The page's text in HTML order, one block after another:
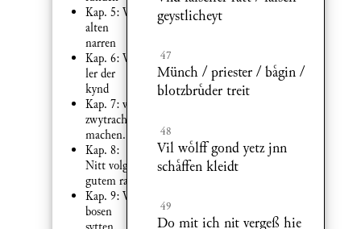
Kap. 5: Von
alten
narren
Kap. 6: Von
ler der
kynd
Kap. 7: von
zwytracht
machen.
Kap. 8:
Nitt volgen
gutem ratt.
Kap. 9: Von
bosen
geystlicheyt
47
Münch / priester / bgin /
blotzbrder treit
48
Vil wlff gond yetz jnn
schffen kleidt
49
Do mit ich nit vergeß hie